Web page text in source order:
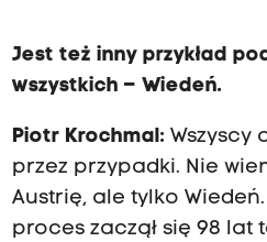
Jest też inny przykład
wszystkich – Wiedeń.
Piotr Krochmal: Wszyscy
przez przypadki. Nie
Austrię, ale tylko
proces zaczął się 98 lat